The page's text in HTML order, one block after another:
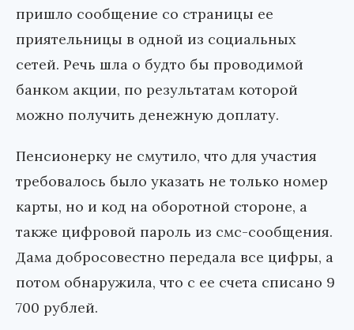
пришло сообщение со страницы ее
приятельницы в одной из социальных
сетей. Речь шла о будто бы проводимой
банком акции, по результатам которой
можно получить денежную доплату.
Пенсионерку не смутило, что для участия
требовалось было указать не только номер
карты, но и код на оборотной стороне, а
также цифровой пароль из смс-сообщения.
Дама добросовестно передала все цифры, а
потом обнаружила, что с ее счета списано 9
700 рублей.